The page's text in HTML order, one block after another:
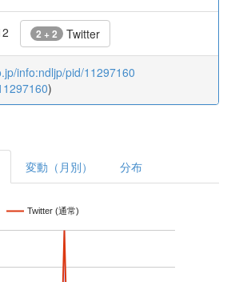
2 + 2 Twitter
info:ndljp/pid/11297160
)
変動（月別） 分布
Twitter (通常)